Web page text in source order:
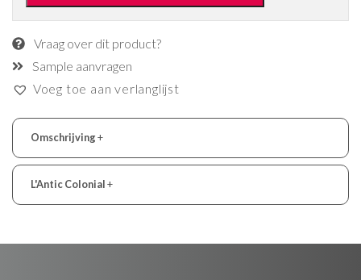
Vraag over dit product?
Sample aanvragen
Voeg toe aan verlanglijst
Omschrijving+
L'Antic Colonial+